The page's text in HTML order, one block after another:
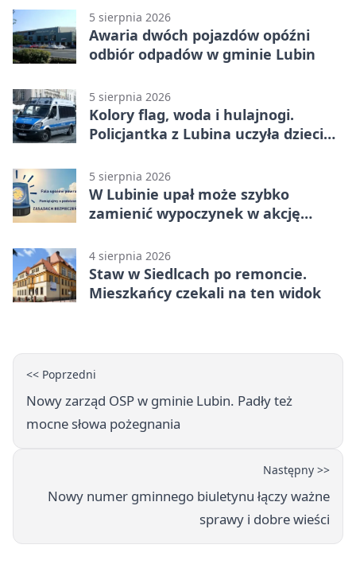
5 sierpnia 2026
Awaria dwóch pojazdów opóźni
odbiór odpadów w gminie Lubin
5 sierpnia 2026
Kolory flag, woda i hulajnogi.
Policjantka z Lubina uczyła dzieci
5 sierpnia 2026
W Lubinie upał może szybko
zamienić wypoczynek w akcję
4 sierpnia 2026
Staw w Siedlcach po remoncie.
Mieszkańcy czekali na ten widok
<< Poprzedni
Nowy zarząd OSP w gminie Lubin. Padły też
mocne słowa pożegnania
Następny >>
Nowy numer gminnego biuletynu łączy ważne
sprawy i dobre wieści